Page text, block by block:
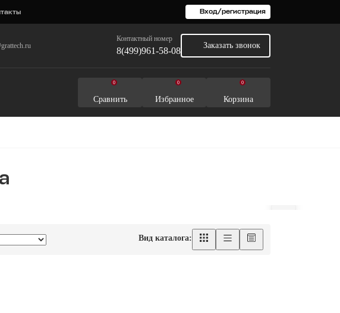
Вход/регистрация
Контактный номер
8(499)961-58-08
Заказать звонок
0
Сравнить
0
Избранное
0
Корзина
Вид каталога: